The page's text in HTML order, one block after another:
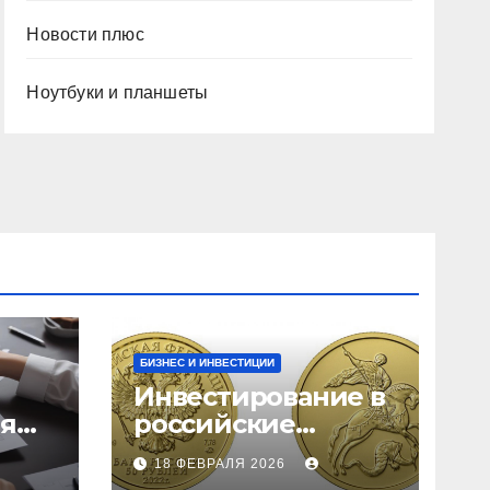
Новости плюс
Ноутбуки и планшеты
БИЗНЕС И ИНВЕСТИЦИИ
Инвестирование в
российские
золотые монеты:
подробное
18 ФЕВРАЛЯ 2026